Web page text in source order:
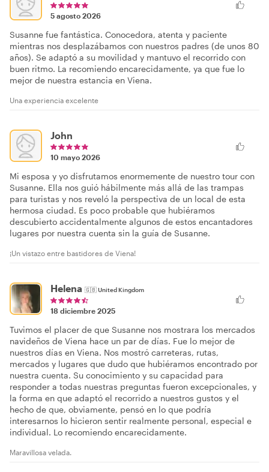
5 agosto 2026
Susanne fue fantástica. Conocedora, atenta y paciente
mientras nos desplazábamos con nuestros padres (de unos 80
años). Se adaptó a su movilidad y mantuvo el recorrido con
buen ritmo. La recomiendo encarecidamente, ya que fue lo
mejor de nuestra estancia en Viena.
Una experiencia excelente
John
10 mayo 2026
Mi esposa y yo disfrutamos enormemente de nuestro tour con
Susanne. Ella nos guió hábilmente más allá de las trampas
para turistas y nos reveló la perspectiva de un local de esta
hermosa ciudad. Es poco probable que hubiéramos
descubierto accidentalmente algunos de estos encantadores
lugares por nuestra cuenta sin la guía de Susanne.
¡Un vistazo entre bastidores de Viena!
Helena 🇬🇧United Kingdom
18 diciembre 2025
Tuvimos el placer de que Susanne nos mostrara los mercados
navideños de Viena hace un par de días. Fue lo mejor de
nuestros días en Viena. Nos mostró carreteras, rutas,
mercados y lugares que dudo que hubiéramos encontrado por
nuestra cuenta. Su conocimiento y su capacidad para
responder a todas nuestras preguntas fueron excepcionales, y
la forma en que adaptó el recorrido a nuestros gustos y el
hecho de que, obviamente, pensó en lo que podría
interesarnos lo hicieron sentir realmente personal, especial e
individual. Lo recomiendo encarecidamente.
Maravillosa velada.